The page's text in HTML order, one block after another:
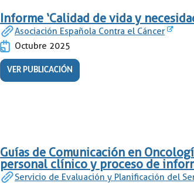
Informe ‘Calidad de vida y
Asociación Española Contra el Cáncer
Octubre 2025
VER PUBLICACIÓN
Guías de Comunicación en
personal clínico y proceso de
Servicio de Evaluación y Planificación del